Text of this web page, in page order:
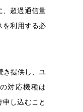
、超過通信量
を利用する必
き提供し、ユ
対応機種は
し込むこと